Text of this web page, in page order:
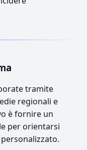
tramite
regionali e
è fornire un
per orientarsi